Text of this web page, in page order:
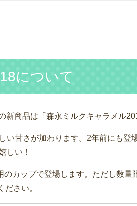
について
商品は「森永ミルクキャラメル
い甘さが加わります。2年前にも登
しい！
カップで登場します。ただし数量
ださい。